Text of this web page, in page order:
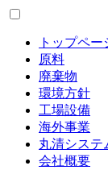
トップペー
原料
廃棄物
環境方針
工場設備
海外事業
丸清システ
会社概要